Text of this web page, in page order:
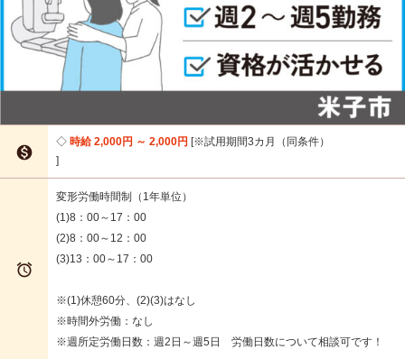

時給 2,000円 ～ 2,000円 ※試用期間3カ月（同条件）

変形労働時間制（1年単位）
(1)8：00～17：00
(2)8：00～12：00
(3)13：00～17：00
※(1)休憩60分、(2)(3)はなし
※時間外労働：なし
※週所定労働日数：週2日～週5日 労働日数について相談可です！